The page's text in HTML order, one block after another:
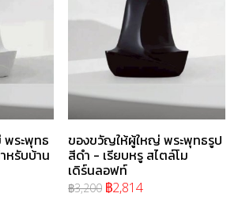
ระพุทธ
หรับบ้าน
ของขวัญให้ผู้ใหญ่ พระพุทธรูป
สีดำ - เรียบหรู สไตล์โม
เดิร์นลอฟท์
฿3,200 ฿2,814